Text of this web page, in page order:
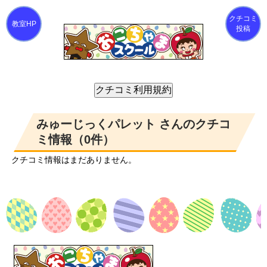
クチコミ
投稿
みゅーじっくパレット さんのクチコ
ミ情報（0件）
クチコミ情報はまだありません。